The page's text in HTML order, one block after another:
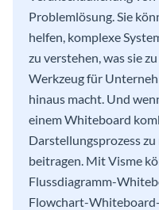
Problemlösung. Sie
helfen, komplexe
zu verstehen, was sie
Werkzeug für
hinaus macht. Und
einem Whiteboard
Darstellungsprozess
beitragen. Mit Visme
Flussdiagramm-
Flowchart-